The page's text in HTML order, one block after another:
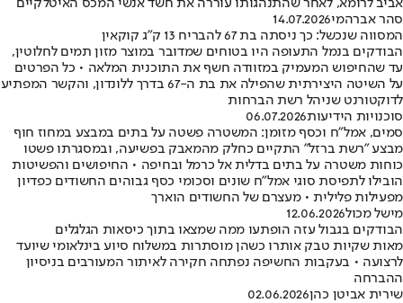
אביב לרומא, לאחר שהתנהגותו עוררה את חשד אנשי המכס האיטלקיים
סהר אברהמי14.07.2026
המסווה שנכשל: כך ניסתה בת 67 להבריח 13 ק"ג קוקאין
הבודקים בנמל התעופה היו בטוחים שמדובר במוצר מזון תמים לחלוטין,
עד שהחיפוש המעמיק במזוודה חשף את התוכנית המלאה • כל הפרטים
על השיטה היצירתית שהפילה את בת ה-67 בדרך ללונדון, והקשר המפתיע
לדוקטורנט שניהל רשת הברחות
סוכנויות הידיעות06.07.2026
סמים, אמל"ח וכסף מזומן: המשטרה פשטה על בתים במבצע במחוז חוף
מבצע "רשת ברזל" התקיים כחלק מהמאבק בפשיעה, ובמסגרתו פשטו
כוחות משטרה על בתים בדלית אל כרמל ובחיפה • החיפושים והפשיטות
הובילו לתפיסת סוגי אמל"ח שונים וסכומי כסף גבוהים החשודים כפדיון
מפעילות פלילית • מעצרם של החשודים הוארך
מישל מכול12.06.2026
הבודקים בגבול עזה הופתעו ממה שמצאו בתוך כיסאות הגלגלים
מאות שקיות טבק אותרו כשהן מוסתרות במשלוח סיוע בינלאומי שיועד
לרצועה • בעקבות החשיפה נפתחה חקירה לאיתור המעורבים בניסיון
ההברחה
שירית אביטן כהן02.06.2026